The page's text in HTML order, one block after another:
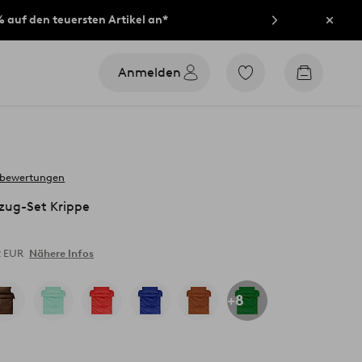
auf den teuersten Artikel an*
Anmelden
Zu
Zum
Set Krippe
EUR Nähere Infos
+8